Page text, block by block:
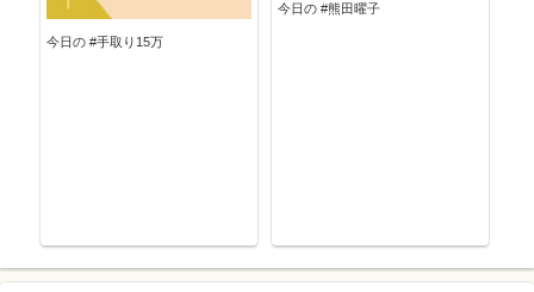
今日の #手取り15万
今日の #熊田曜子